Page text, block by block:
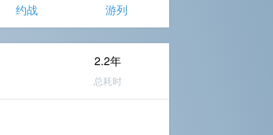
约战 游列
2.2年
总耗时